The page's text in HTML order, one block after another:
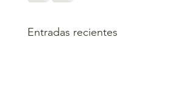
Entradas recientes